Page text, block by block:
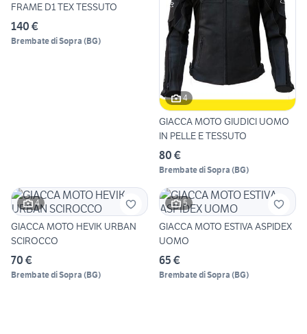
FRAME D1 TEX TESSUTO
140 €
Brembate di Sopra (BG)
4
GIACCA MOTO GIUDICI UOMO
IN PELLE E TESSUTO
80 €
Brembate di Sopra (BG)
4
GIACCA MOTO HEVIK URBAN
SCIROCCO
70 €
Brembate di Sopra (BG)
5
GIACCA MOTO ESTIVA ASPIDEX
UOMO
65 €
Brembate di Sopra (BG)